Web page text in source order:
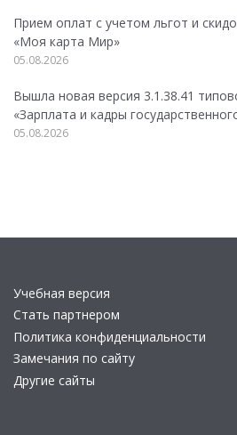
Прием оплат с учетом льгот и
«Моя карта Мир»
05.08.2026
Вышла новая версия 3.1.38.41
«Зарплата и кадры
05.08.2026
Учебная версия
Стать партнером
Политика конфиденциальности
Замечания по сайту
Другие сайты